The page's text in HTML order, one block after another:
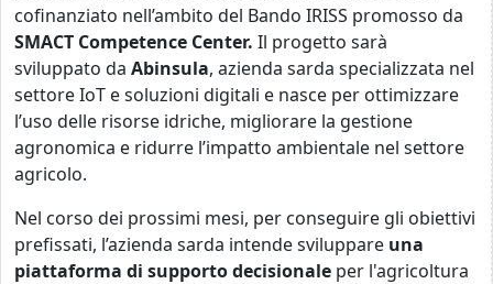
cofinanziato nell’ambito del Bando IRISS promosso da
SMACT Competence Center. Il progetto sarà
sviluppato da Abinsula, azienda sarda specializzata nel
settore IoT e soluzioni digitali e nasce per ottimizzare
l’uso delle risorse idriche, migliorare la gestione
agronomica e ridurre l’impatto ambientale nel settore
agricolo.
Nel corso dei prossimi mesi, per conseguire gli obiettivi
prefissati, l’azienda sarda intende sviluppare una
piattaforma di supporto decisionale per l'agricoltura